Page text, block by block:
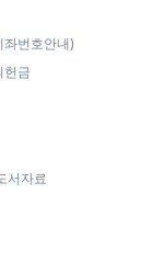
좌번호안내)
헌금
서자료